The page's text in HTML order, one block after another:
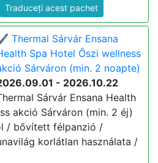
Traduceți acest pachet
Thermal Sárvár Ensana
Spa Hotel Őszi wellness
Sárváron (min. 2 noapte)
- 2026.10.22
Sárvár Ensana Health
akció Sárváron (min. 2 éj)
/ bővített félpanzió /
korlátlan használata /